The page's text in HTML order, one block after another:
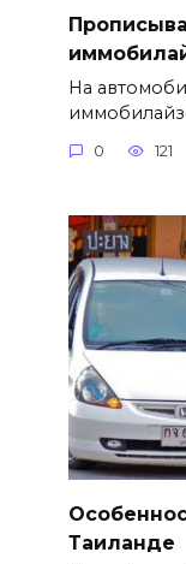
На
0 121
Таиланде